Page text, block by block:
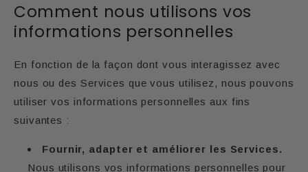
Comment nous utilisons vos
informations personnelles
En fonction de la façon dont vous interagissez avec
nous ou des Services que vous utilisez, nous pouvons
utiliser vos informations personnelles aux fins
suivantes :
Fournir, adapter et améliorer les Services.
Nous utilisons vos informations personnelles pour